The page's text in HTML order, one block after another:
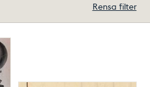
Rensa filter